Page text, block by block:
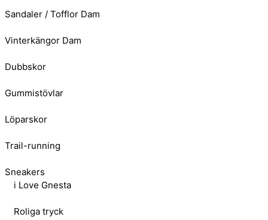
Sandaler / Tofflor Dam
Vinterkängor Dam
Dubbskor
Gummistövlar
Löparskor
Trail-running
Sneakers
i Love Gnesta
Roliga tryck